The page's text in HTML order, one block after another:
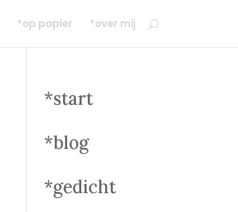
*op papier *over mij
*start
*blog
*gedicht